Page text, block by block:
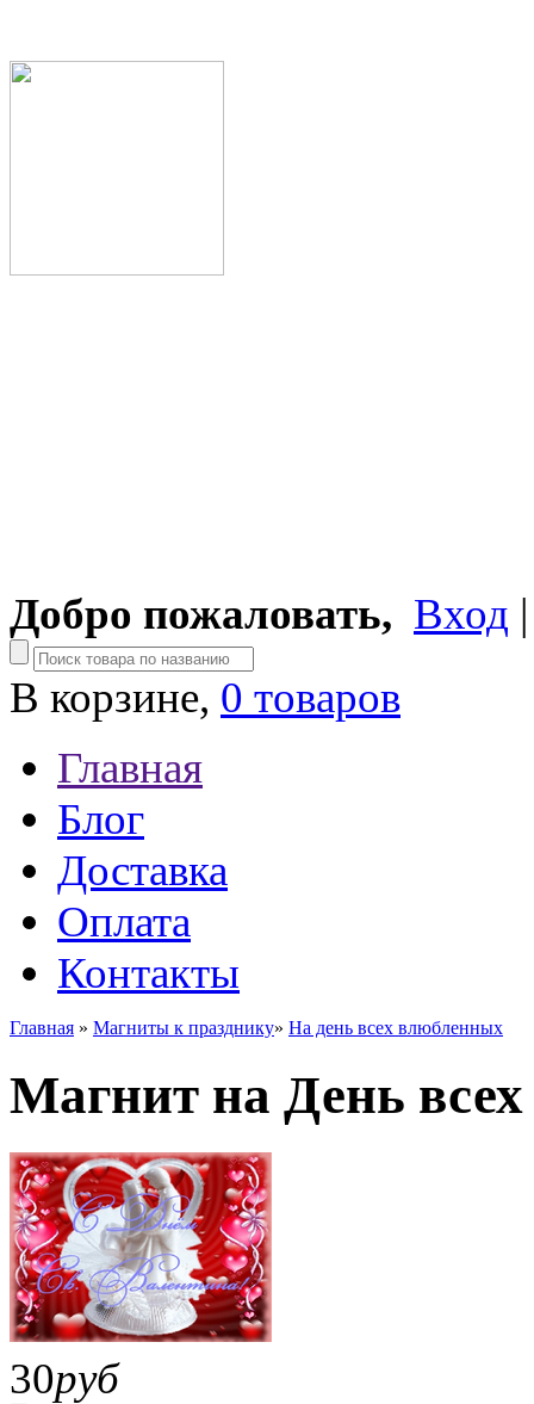
Добро пожаловать, Вход
В корзине, 0 товаров
Главная
Блог
Доставка
Оплата
Контакты
Главная » Магниты к празднику» На день всех влюбленных
Магнит на День
30руб